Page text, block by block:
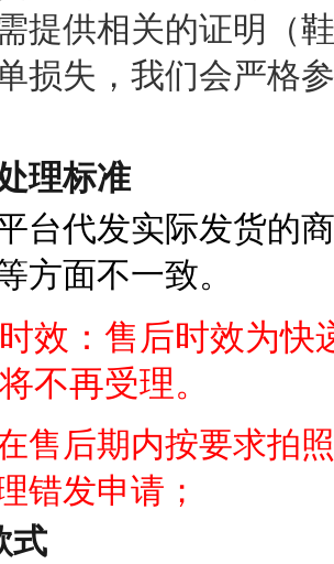
提供相关的证明（
损失，我们会严格
理标准
台代发实际发货的
方面不一致。
效：售后时效为快
不再受理。
售后期内按要求拍
错发申请；
式